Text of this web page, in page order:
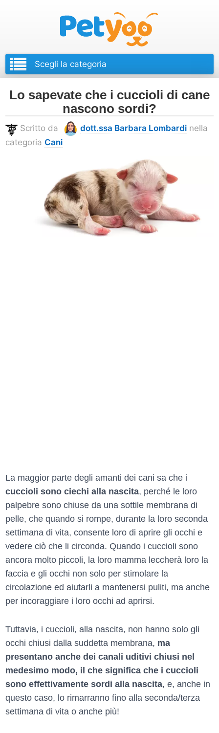
Lo sapevate che i cuccioli di cane
nascono sordi?
Scritto da dott.ssa Barbara Lombardi nella
categoria Cani
La maggior parte degli amanti dei cani sa che i
cuccioli sono ciechi alla nascita, perché le loro
palpebre sono chiuse da una sottile membrana di
pelle, che quando si rompe, durante la loro seconda
settimana di vita, consente loro di aprire gli occhi e
vedere ciò che li circonda. Quando i cuccioli sono
ancora molto piccoli, la loro mamma leccherà loro la
faccia e gli occhi non solo per stimolare la
circolazione ed aiutarli a mantenersi puliti, ma anche
per incoraggiare i loro occhi ad aprirsi.
Tuttavia, i cuccioli, alla nascita, non hanno solo gli
occhi chiusi dalla suddetta membrana, ma
presentano anche dei canali uditivi chiusi nel
medesimo modo, il che significa che i cuccioli
sono effettivamente sordi alla nascita, e, anche in
questo caso, lo rimarranno fino alla seconda/terza
settimana di vita o anche più!